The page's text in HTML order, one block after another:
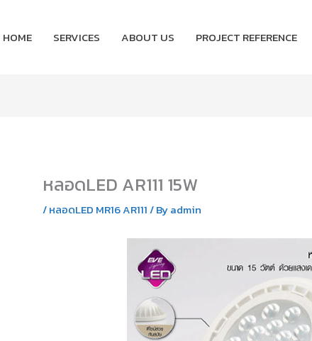
HOME SERVICES ABOUT US PROJECT REFERENCE
หลอดLED AR111 15W
/หลอดLED MR16 AR111/ Byadmin